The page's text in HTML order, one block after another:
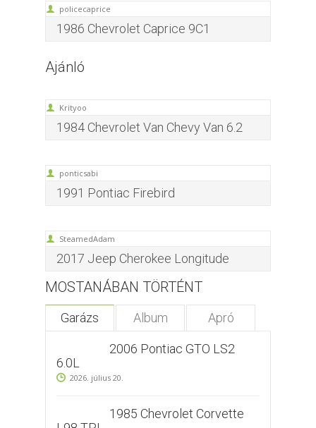
policecaprice
1986 Chevrolet Caprice 9C1
Ajánló
Krityoo
1984 Chevrolet Van Chevy Van 6.2
ponticsabi
1991 Pontiac Firebird
SteamedAdam
2017 Jeep Cherokee Longitude
MOSTANÁBAN TÖRTÉNT
Garázs Album Apró
2006 Pontiac GTO LS2
6.0L
2026. július 20.
1985 Chevrolet Corvette